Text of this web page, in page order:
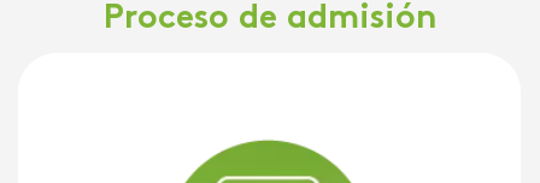
Proceso de admisión